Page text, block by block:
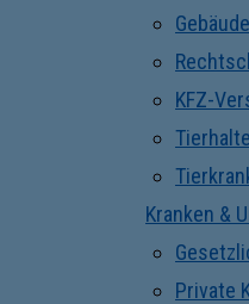
KFZ-
Kranken &
Private